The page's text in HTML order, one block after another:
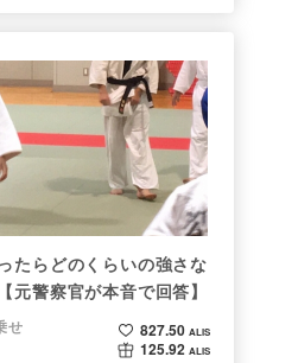
たらどのくらいの強さな
警察官が本音で回答】
せ
827.50 ALIS
125.92 ALIS